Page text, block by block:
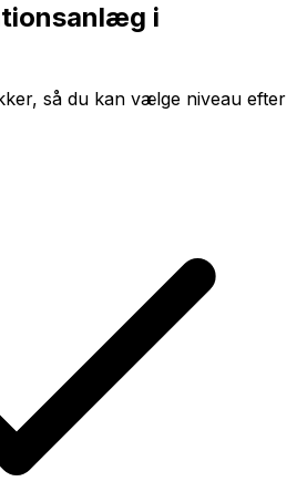
i
så du kan vælge niveau efter